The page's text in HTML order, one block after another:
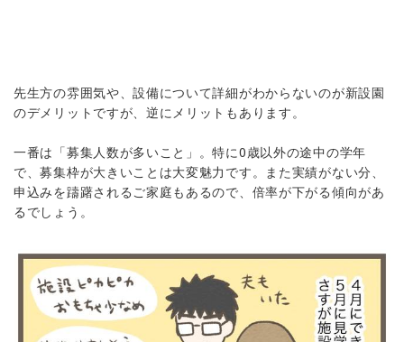
先生方の雰囲気や、設備について詳細がわからないのが新設園
のデメリットですが、逆にメリットもあります。
一番は「募集人数が多いこと」。特に0歳以外の途中の学年
で、募集枠が大きいことは大変魅力です。また実績がない分、
申込みを躊躇されるご家庭もあるので、倍率が下がる傾向があ
るでしょう。